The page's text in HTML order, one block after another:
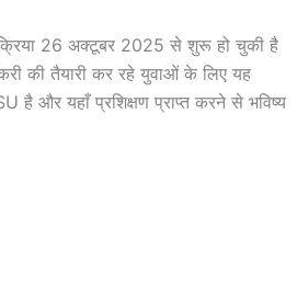
26 अक्टूबर 2025 से शुरू हो चुकी है
की तैयारी कर रहे युवाओं के लिए यह
है और यहाँ प्रशिक्षण प्राप्त करने से भविष्य